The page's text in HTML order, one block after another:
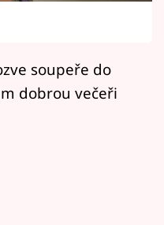
soupeře do
dobrou večeři